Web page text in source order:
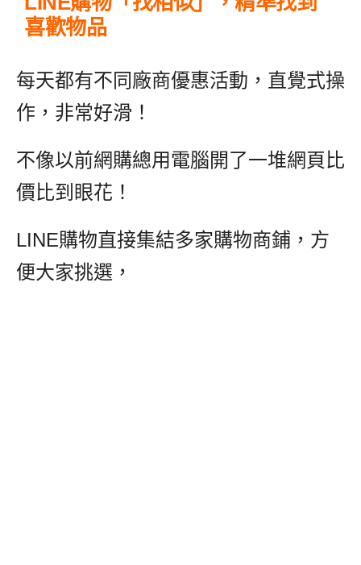
喜歡物品
每天都有不同廠商優惠活動，直覺式操
作，非常好滑！
不像以前網購總用電腦開了一堆網頁比
價比到眼花！
LINE購物直接集結多家購物商鋪，方
便大家挑選，